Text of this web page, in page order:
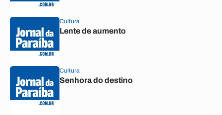
Cultura
Lente de aumento
Cultura
Senhora do destino